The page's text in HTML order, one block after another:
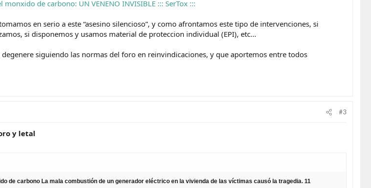
de carbono: UN VENENO INVISIBLE ::: SerTox :::
en serio a este “asesino silencioso”, y como afrontamos este tipo de intervenciones, si
si disponemos y usamos material de proteccion individual (EPI), etc…
siguiendo las normas del foro en reinvindicaciones, y que aportemos entre todos
#3
y letal
de carbono La mala combustión de un generador eléctrico en la vivienda de las víctimas causó la tragedia. 11